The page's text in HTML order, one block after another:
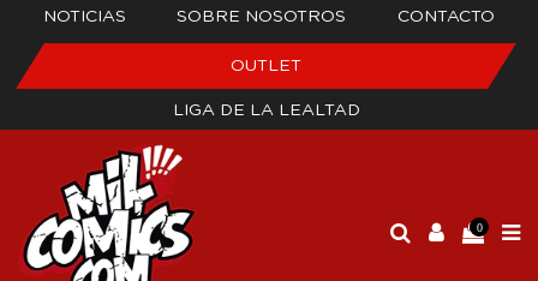
NOTICIAS SOBRE NOSOTROS CONTACTO
OUTLET
LIGA DE LA LEALTAD
0